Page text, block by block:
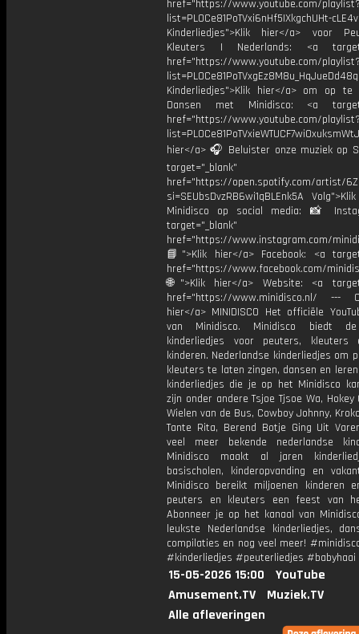
href="https://www.youtube.com/
list=PL0Ce81PoTVxi6nHf5IXkgchUHt-
Kinderliedjes">Klik hier</a> voor
Kleuters | Nederlands: <a
href="https://www.youtube.com/
Kinderliedjes">Klik hier</a> om op te
Dansen met Minidisco: <a
href="https://www.youtube.com/
hier</a> 🎧 Beluister onze muziek op
target="_blank"
href="https://open.spotify.com/artist/
si=SEUbsDvzRB6wi1qBLEnk5A
Minidisco op social media: 📸
target="_blank"
href="https://www.instagram.com/
📘">Klik hier</a> Facebook: <a
href="https://www.facebook.com/
🌐">Klik hier</a> Website: <a
href="https://www.minidisco.nl/ ---
hier</a> MINIDISCO Het officiële
van Minidisco. Minidisco biedt
kinderliedjes voor peuters, kleuters
kinderen. Nederlandse kinderliedjes om
kleuters te laten zingen, dansen en
kinderliedjes die je op het Minidisco
zijn onder andere Tsjoe Tjsoe Wa, Hokey
Wielen van de Bus, Cowboy Johnny,
Tante Rita, Berend Botje Ging Uit
veel meer bekende nederlandse
Minidisco maakt al jaren
basischolen, kinderopvanding en
Minidisco bereikt miljoenen kinderen
peuters en kleuters een feest van
Abonneer je op het kanaal van
leukste Nederlandse kinderliedjes,
compilaties en nog veel meer!
#kinderliedjes #peuterliedjes #babyhaai
15-05-2026 15:00
YouTube
Amusement.TV
Muziek.TV
Alle afleveringen